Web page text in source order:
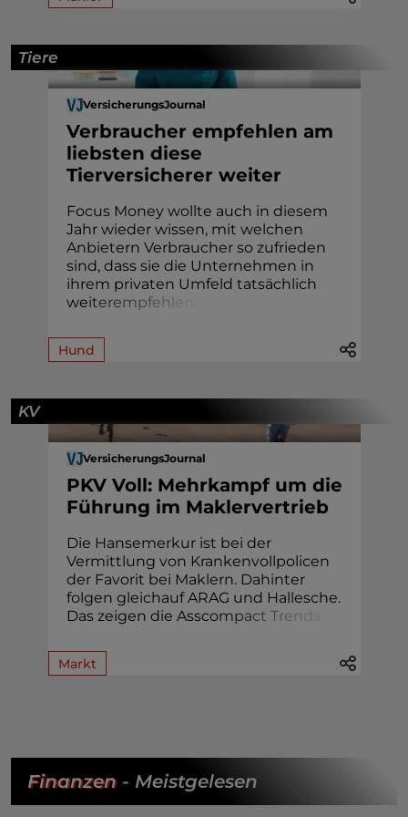
Tiere
VersicherungsJournal
Verbraucher empfehlen am
liebsten diese
Tierversicherer weiter
Focus Money wollte auch in diesem
Jahr wieder wissen, mit welchen
Anbietern Verbraucher so zufrieden
sind, dass sie die Unternehmen in
ihrem privaten Umfeld tatsächlich
weiterempfeh le
Hund
KV
VersicherungsJournal
PKV Voll: Mehrkampf um die
Führung im Maklervertrieb
Die Hansemerkur ist bei der
Vermittlung von Krankenvollpolicen
der Favorit bei Maklern. Dahinter
folgen gleichauf ARAG und Hallesche.
Das zeigen die Asscompact Trend
Markt
Finanzen- Meistgelesen